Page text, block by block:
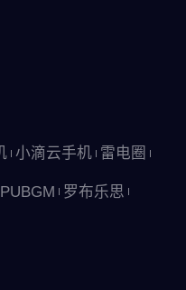
小滴云手机 雷电圈
PUBGM 罗布乐思